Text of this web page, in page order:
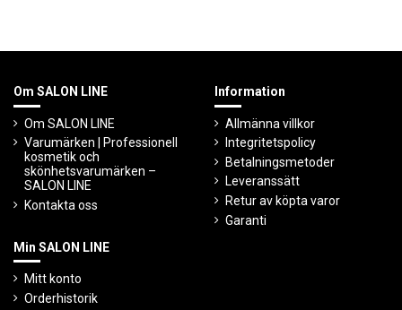
Om SALON LINE
Om SALON LINE
Varumärken | Professionell
kosmetik och
skönhetsvarumärken –
SALON LINE
Kontakta oss
Information
Allmänna villkor
Integritetspolicy
Betalningsmetoder
Leveranssätt
Retur av köpta varor
Garanti
Min SALON LINE
Mitt konto
Orderhistorik